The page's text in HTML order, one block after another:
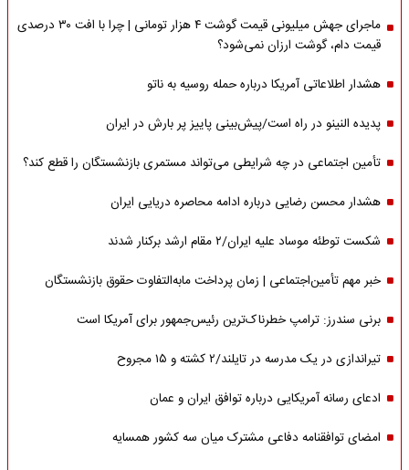
ماجرای جهش میلیونی قیمت گوشت ۴ هزار تومانی | چرا با افت ۳۰ درصدی
قیمت دام، گوشت ارزان نمی‌شود؟
هشدار اطلاعاتی آمریکا درباره حمله روسیه به ناتو
پدیده النینو در راه است/پیش‌بینی پاییز پر بارش در ایران
تأمین اجتماعی در چه شرایطی می‌تواند مستمری بازنشستگان را قطع کند؟
هشدار محسن رضایی درباره ادامه محاصره دریایی ایران
شکست توطئه موساد علیه ایران/۲ مقام‌ ارشد برکنار شدند
خبر مهم تأمین‌اجتماعی | زمان پرداخت مابه‌التفاوت حقوق بازنشستگان
برنی سندرز: ترامپ خطرناک‌ترین رئیس‌جمهور برای آمریکا است
تیراندازی در یک مدرسه در تایلند/۲ کشته و ۱۵ مجروح
ادعای رسانه آمریکایی درباره توافق ایران و عمان
امضای توافقنامه دفاعی مشترک میان سه کشور همسایه